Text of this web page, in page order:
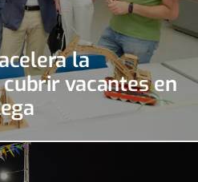
la
vacantes en